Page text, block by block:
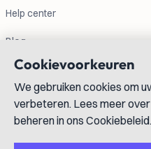
Help center
Blog
Contactgegevens
info@lexboost.com
Cookievoorkeuren
We gebruiken cookies om
verbeteren. Lees meer
beheren in ons Cookiebeleid.